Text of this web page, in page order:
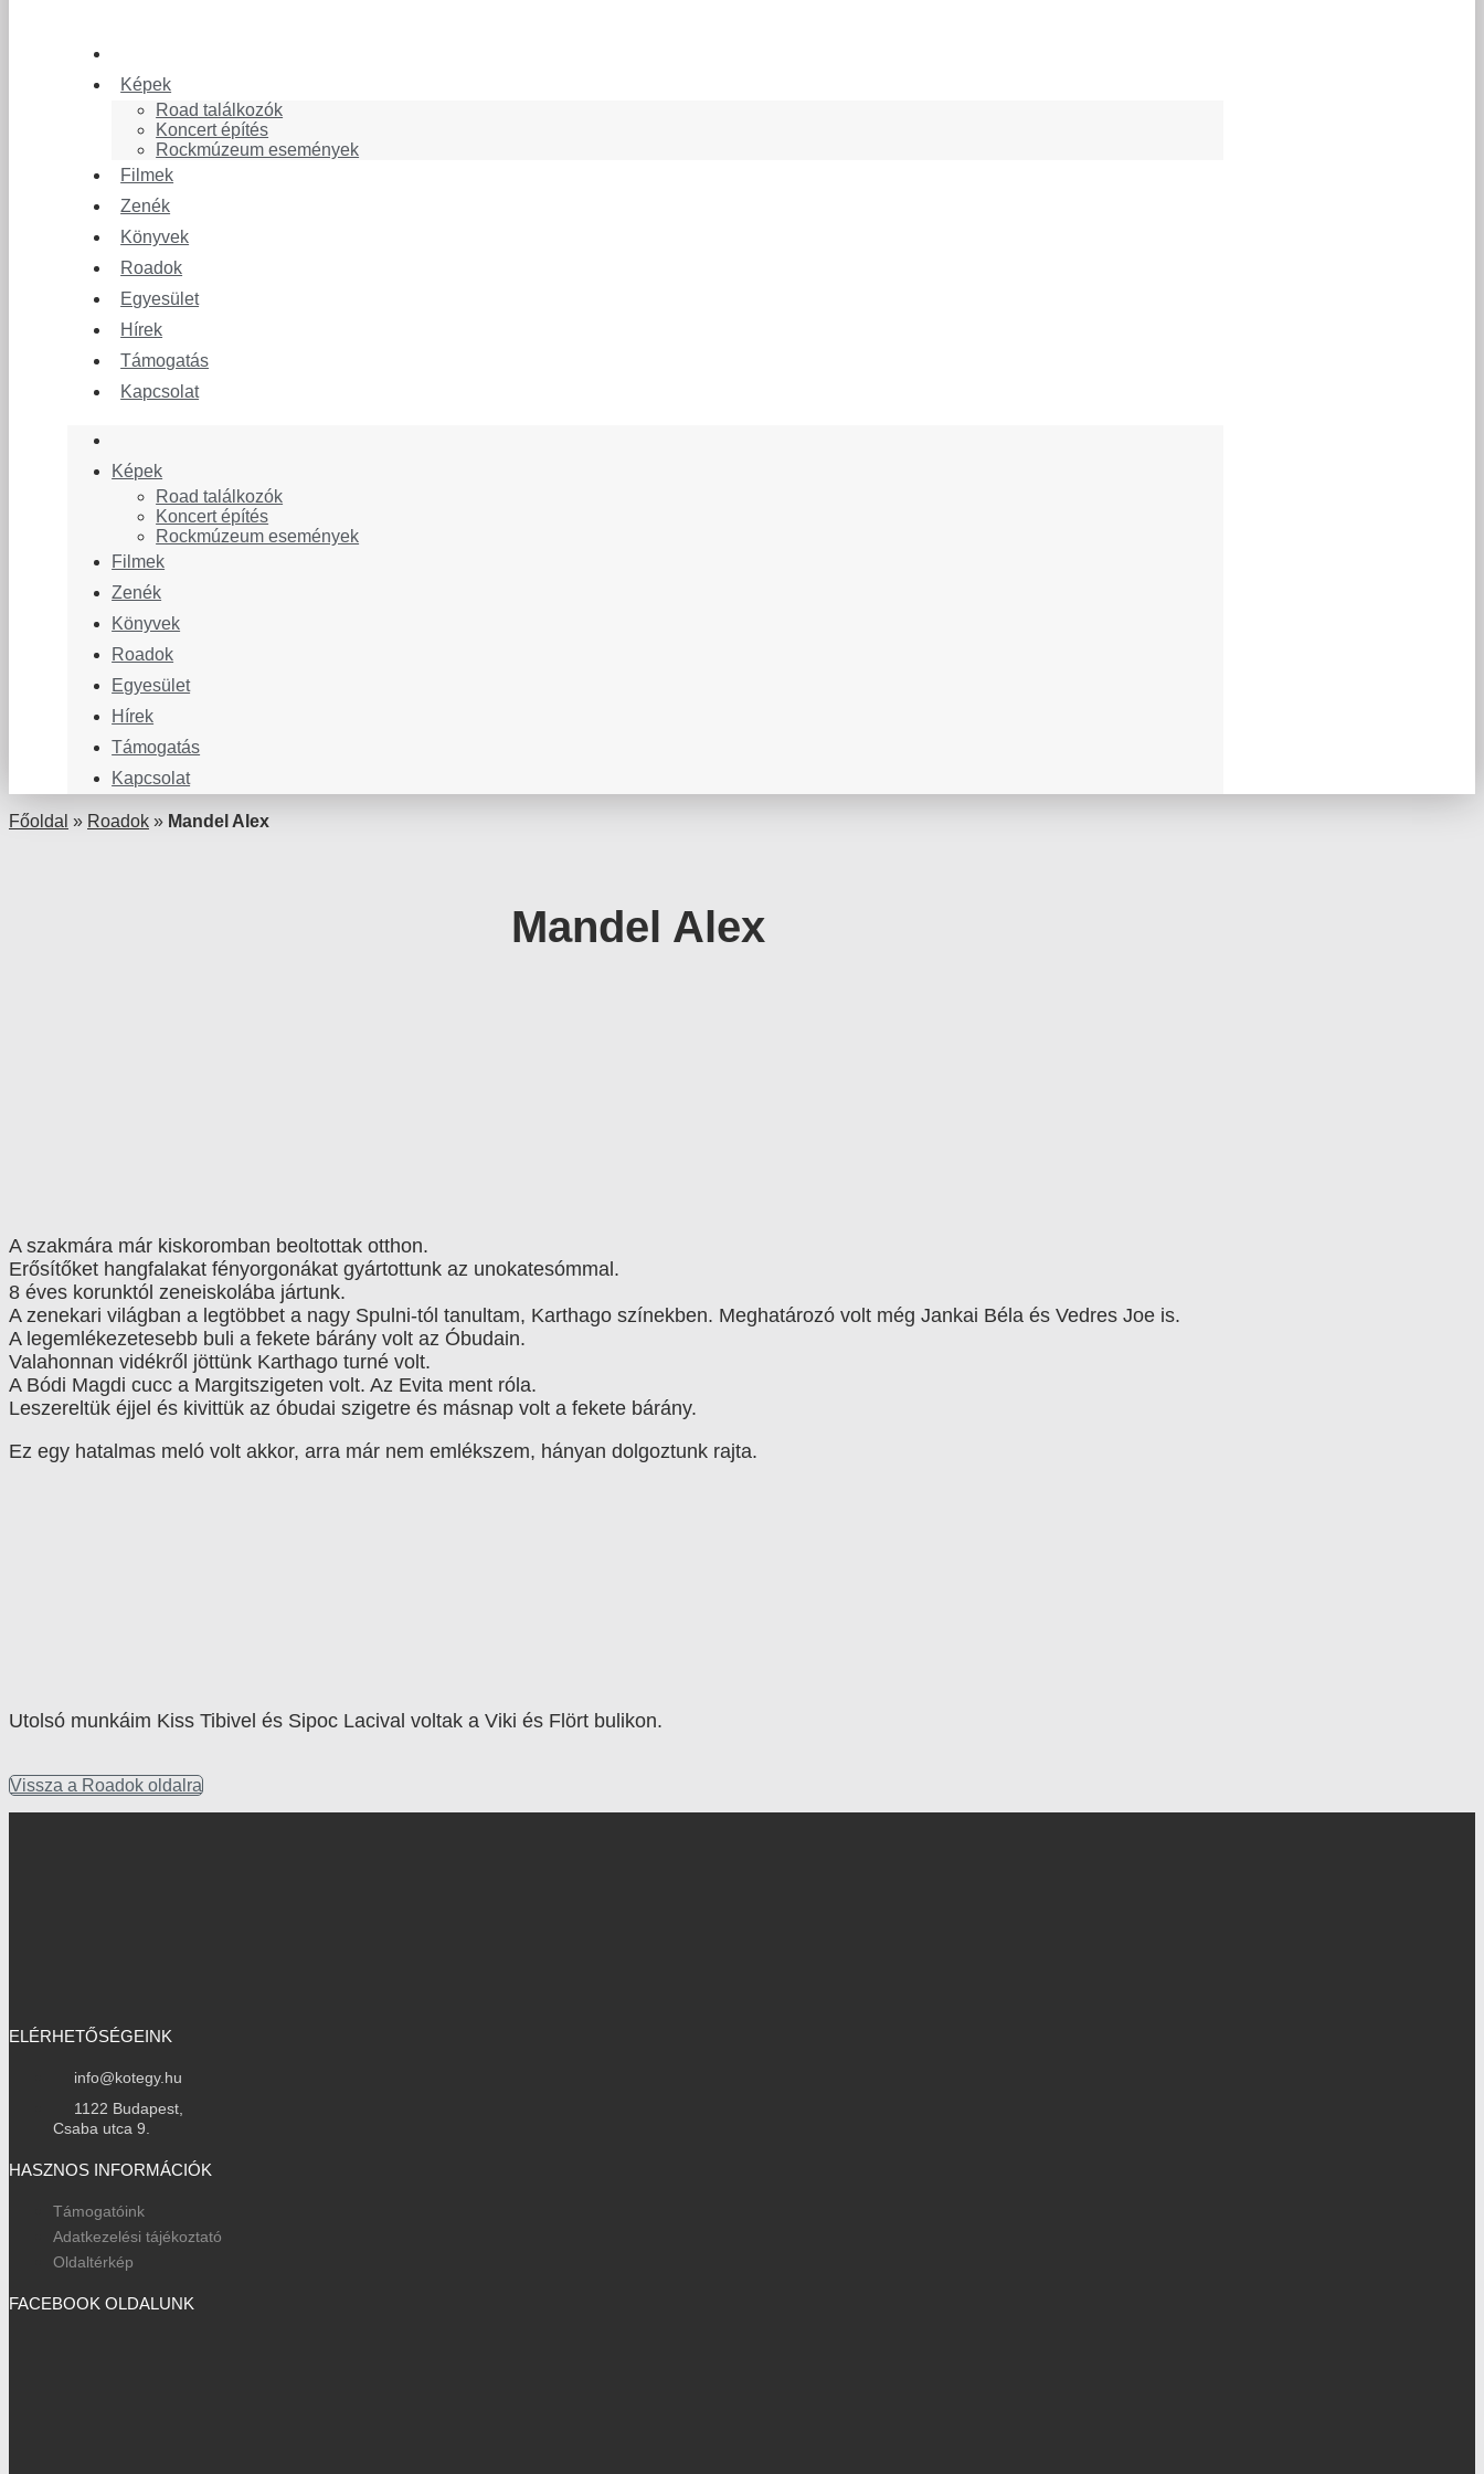
Képek
Road találkozók
Koncert építés
Rockmúzeum események
Filmek
Zenék
Könyvek
Roadok
Egyesület
Hírek
Támogatás
Kapcsolat
Képek
Road találkozók
Koncert építés
Rockmúzeum események
Filmek
Zenék
Könyvek
Roadok
Egyesület
Hírek
Támogatás
Kapcsolat
Főoldal » Roadok » Mandel Alex
Mandel Alex
A szakmára már kiskoromban beoltottak otthon.
Erősítőket hangfalakat fényorgonákat gyártottunk az unokatesómmal.
8 éves korunktól zeneiskolába jártunk.
A zenekari világban a legtöbbet a nagy Spulni-tól tanultam, Karthago színekben. Meghatározó volt még Jankai Béla és Vedres Joe is.
A legemlékezetesebb buli a fekete bárány volt az Óbudain.
Valahonnan vidékről jöttünk Karthago turné volt.
A Bódi Magdi cucc a Margitszigeten volt. Az Evita ment róla.
Leszereltük éjjel és kivittük az óbudai szigetre és másnap volt a fekete bárány.
Ez egy hatalmas meló volt akkor, arra már nem emlékszem, hányan dolgoztunk rajta.
Utolsó munkáim Kiss Tibivel és Sipoc Lacival voltak a Viki és Flört bulikon.
Vissza a Roadok oldalra
ELÉRHETŐSÉGEINK
info@kotegy.hu
1122 Budapest,
Csaba utca 9.
HASZNOS INFORMÁCIÓK
Támogatóink
Adatkezelési tájékoztató
Oldaltérkép
FACEBOOK OLDALUNK